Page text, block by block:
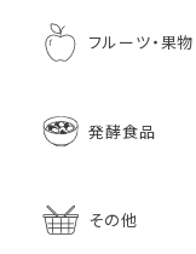
フルーツ・果物
発酵食品
その他